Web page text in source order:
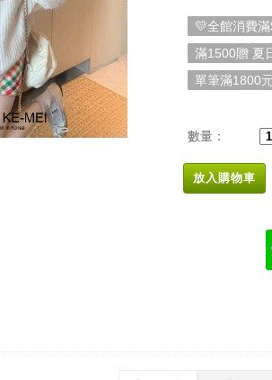
💛全館消費
滿1500贈 夏
單筆滿1800
數量：
放入購物車